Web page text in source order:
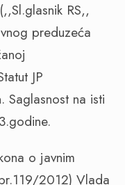
RS,,
preduzeća
JP
Saglasnost na isti
o javnim
2012) Vlada